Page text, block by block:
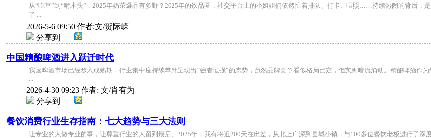
从“吃草”到“啃木头”，2025年奶茶爆品有多野？2025年的饮品圈，社交平台上的小姐姐们依然忙着排队、打卡、晒照……持续热闹的背后
了 ...
2026-5-6 09:50 作者:文/贺际嵘
分享到
中国精酿啤酒进入跃迁时代
我国啤酒市场已经步入成熟期，行业集中度持续攀升呈现出“强者恒强”的态势，虽然品牌竞争看似格局已定，但实则暗流涌动。精酿啤酒作
2026-4-30 09:23 作者: 文/肖有为
分享到
餐饮消费行业生存指南：七大趋势与三大法则
让专业的人做专业的事，让尊重行业的人留到最后。2025年，我有将近200天在出差，从北上广深到县城小镇，与100多位餐饮老板进行了